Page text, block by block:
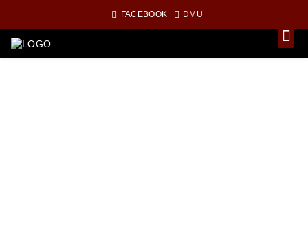
FACEBOOK DMU